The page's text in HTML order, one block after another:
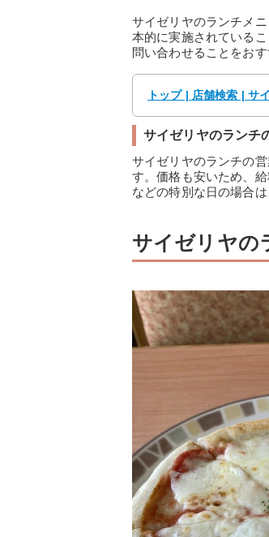
サイゼリヤのランチメ
本的に実施されている
問い合わせることをおす
トップ | 店舗検索 | サ
サイゼリヤのランチ
サイゼリヤのランチの
す。価格も安いため、
などの特別な日の場合
サイゼリヤの